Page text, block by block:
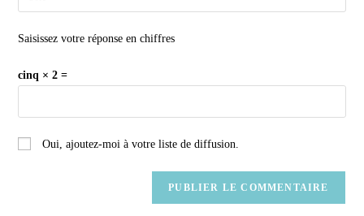
Saisissez votre réponse en chiffres
cinq × 2 =
Oui, ajoutez-moi à votre liste de diffusion.